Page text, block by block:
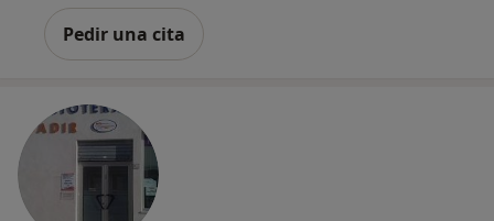
Pedir una cita